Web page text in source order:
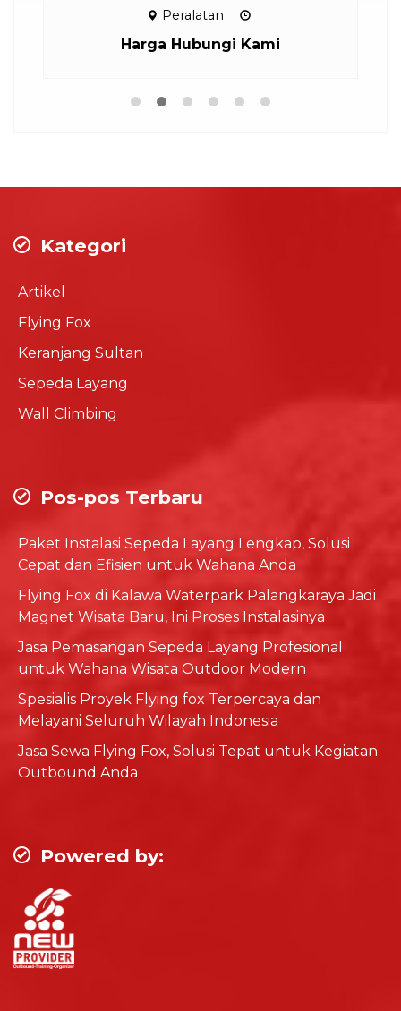
Peralatan
Harga Hubungi Kami
Kategori
Artikel
Flying Fox
Keranjang Sultan
Sepeda Layang
Wall Climbing
Pos-pos Terbaru
Paket Instalasi Sepeda Layang Lengkap, Solusi
Cepat dan Efisien untuk Wahana Anda
Flying Fox di Kalawa Waterpark Palangkaraya Jadi
Magnet Wisata Baru, Ini Proses Instalasinya
Jasa Pemasangan Sepeda Layang Profesional
untuk Wahana Wisata Outdoor Modern
Spesialis Proyek Flying fox Terpercaya dan
Melayani Seluruh Wilayah Indonesia
Jasa Sewa Flying Fox, Solusi Tepat untuk Kegiatan
Outbound Anda
Powered by: